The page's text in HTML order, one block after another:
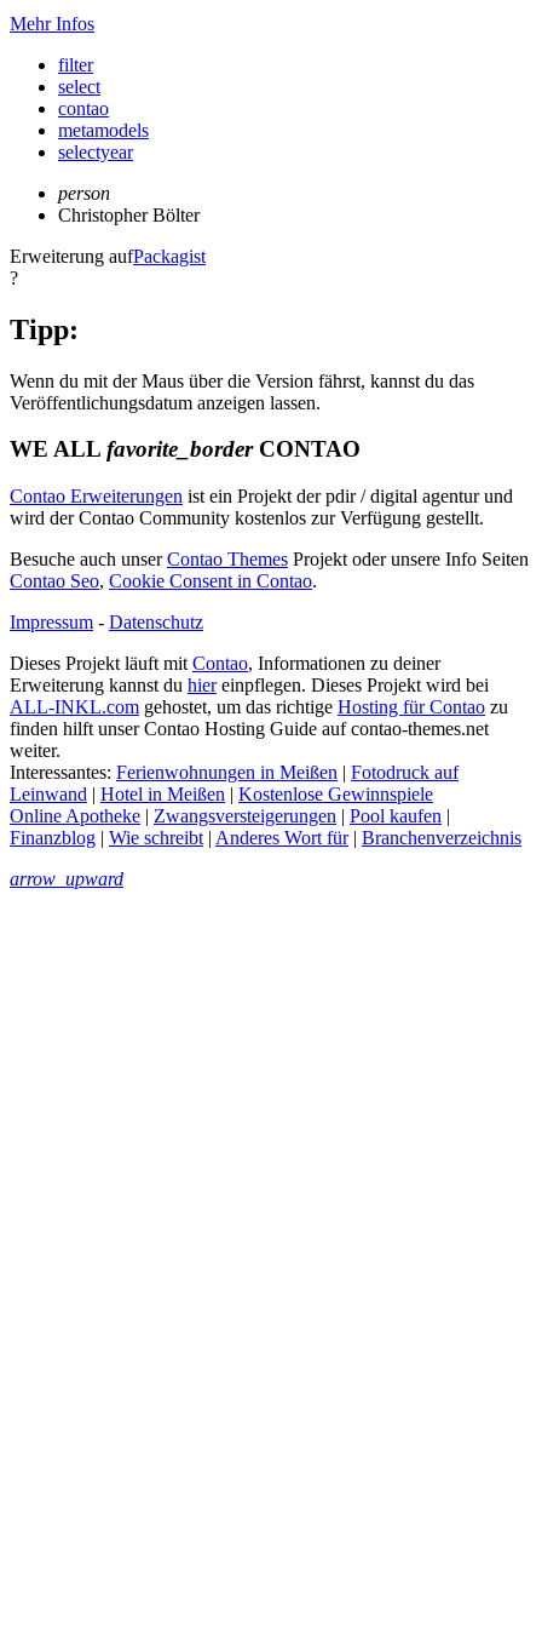
Mehr Infos
filter
select
contao
metamodels
selectyear
person
Christopher Bölter
Erweiterung aufPackagist
?
Tipp:
Wenn du mit der Maus über die Version fährst, kannst du das
Veröffentlichungsdatum anzeigen lassen.
WE ALL favorite_borderCONTAO
Contao Erweiterungen ist ein Projekt der pdir / digital agentur und
wird der Contao Community kostenlos zur Verfügung gestellt.
Besuche auch unserContao Themes Projekt oder unsere Info Seiten
Contao Seo, Cookie Consent in Contao.
Impressum - Datenschutz
Dieses Projekt läuft mit Contao, Informationen zu deiner
Erweiterung kannst du hiereinpflegen. Dieses Projekt wird bei
ALL-INKL.com gehostet, um das richtige Hosting für Contao zu
finden hilft unser Contao Hosting Guide auf contao-themes.net
weiter.
Interessantes: Ferienwohnungen in Meißen | Fotodruck auf
Leinwand | Hotel in Meißen | Kostenlose Gewinnspiele
Online Apotheke | Zwangsversteigerungen | Pool kaufen |
Finanzblog | Wie schreibt | Anderes Wort für| Branchenverzeichnis
arrow_upward